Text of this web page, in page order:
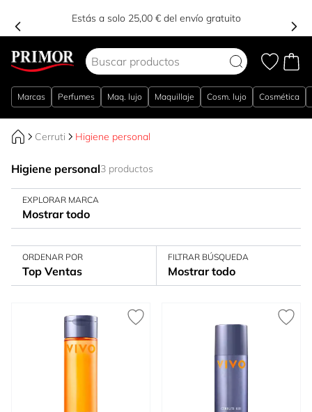
Estás a solo 25,00 € del envío gratuito
Marcas Perfumes Maq. lujo Maquillaje Cosm. lujo Cosmética
Cerruti Higiene personal
Higiene personal3 productos
EXPLORAR MARCA
Mostrar todo
ORDENAR POR
Top Ventas
FILTRAR BÚSQUEDA
Mostrar todo